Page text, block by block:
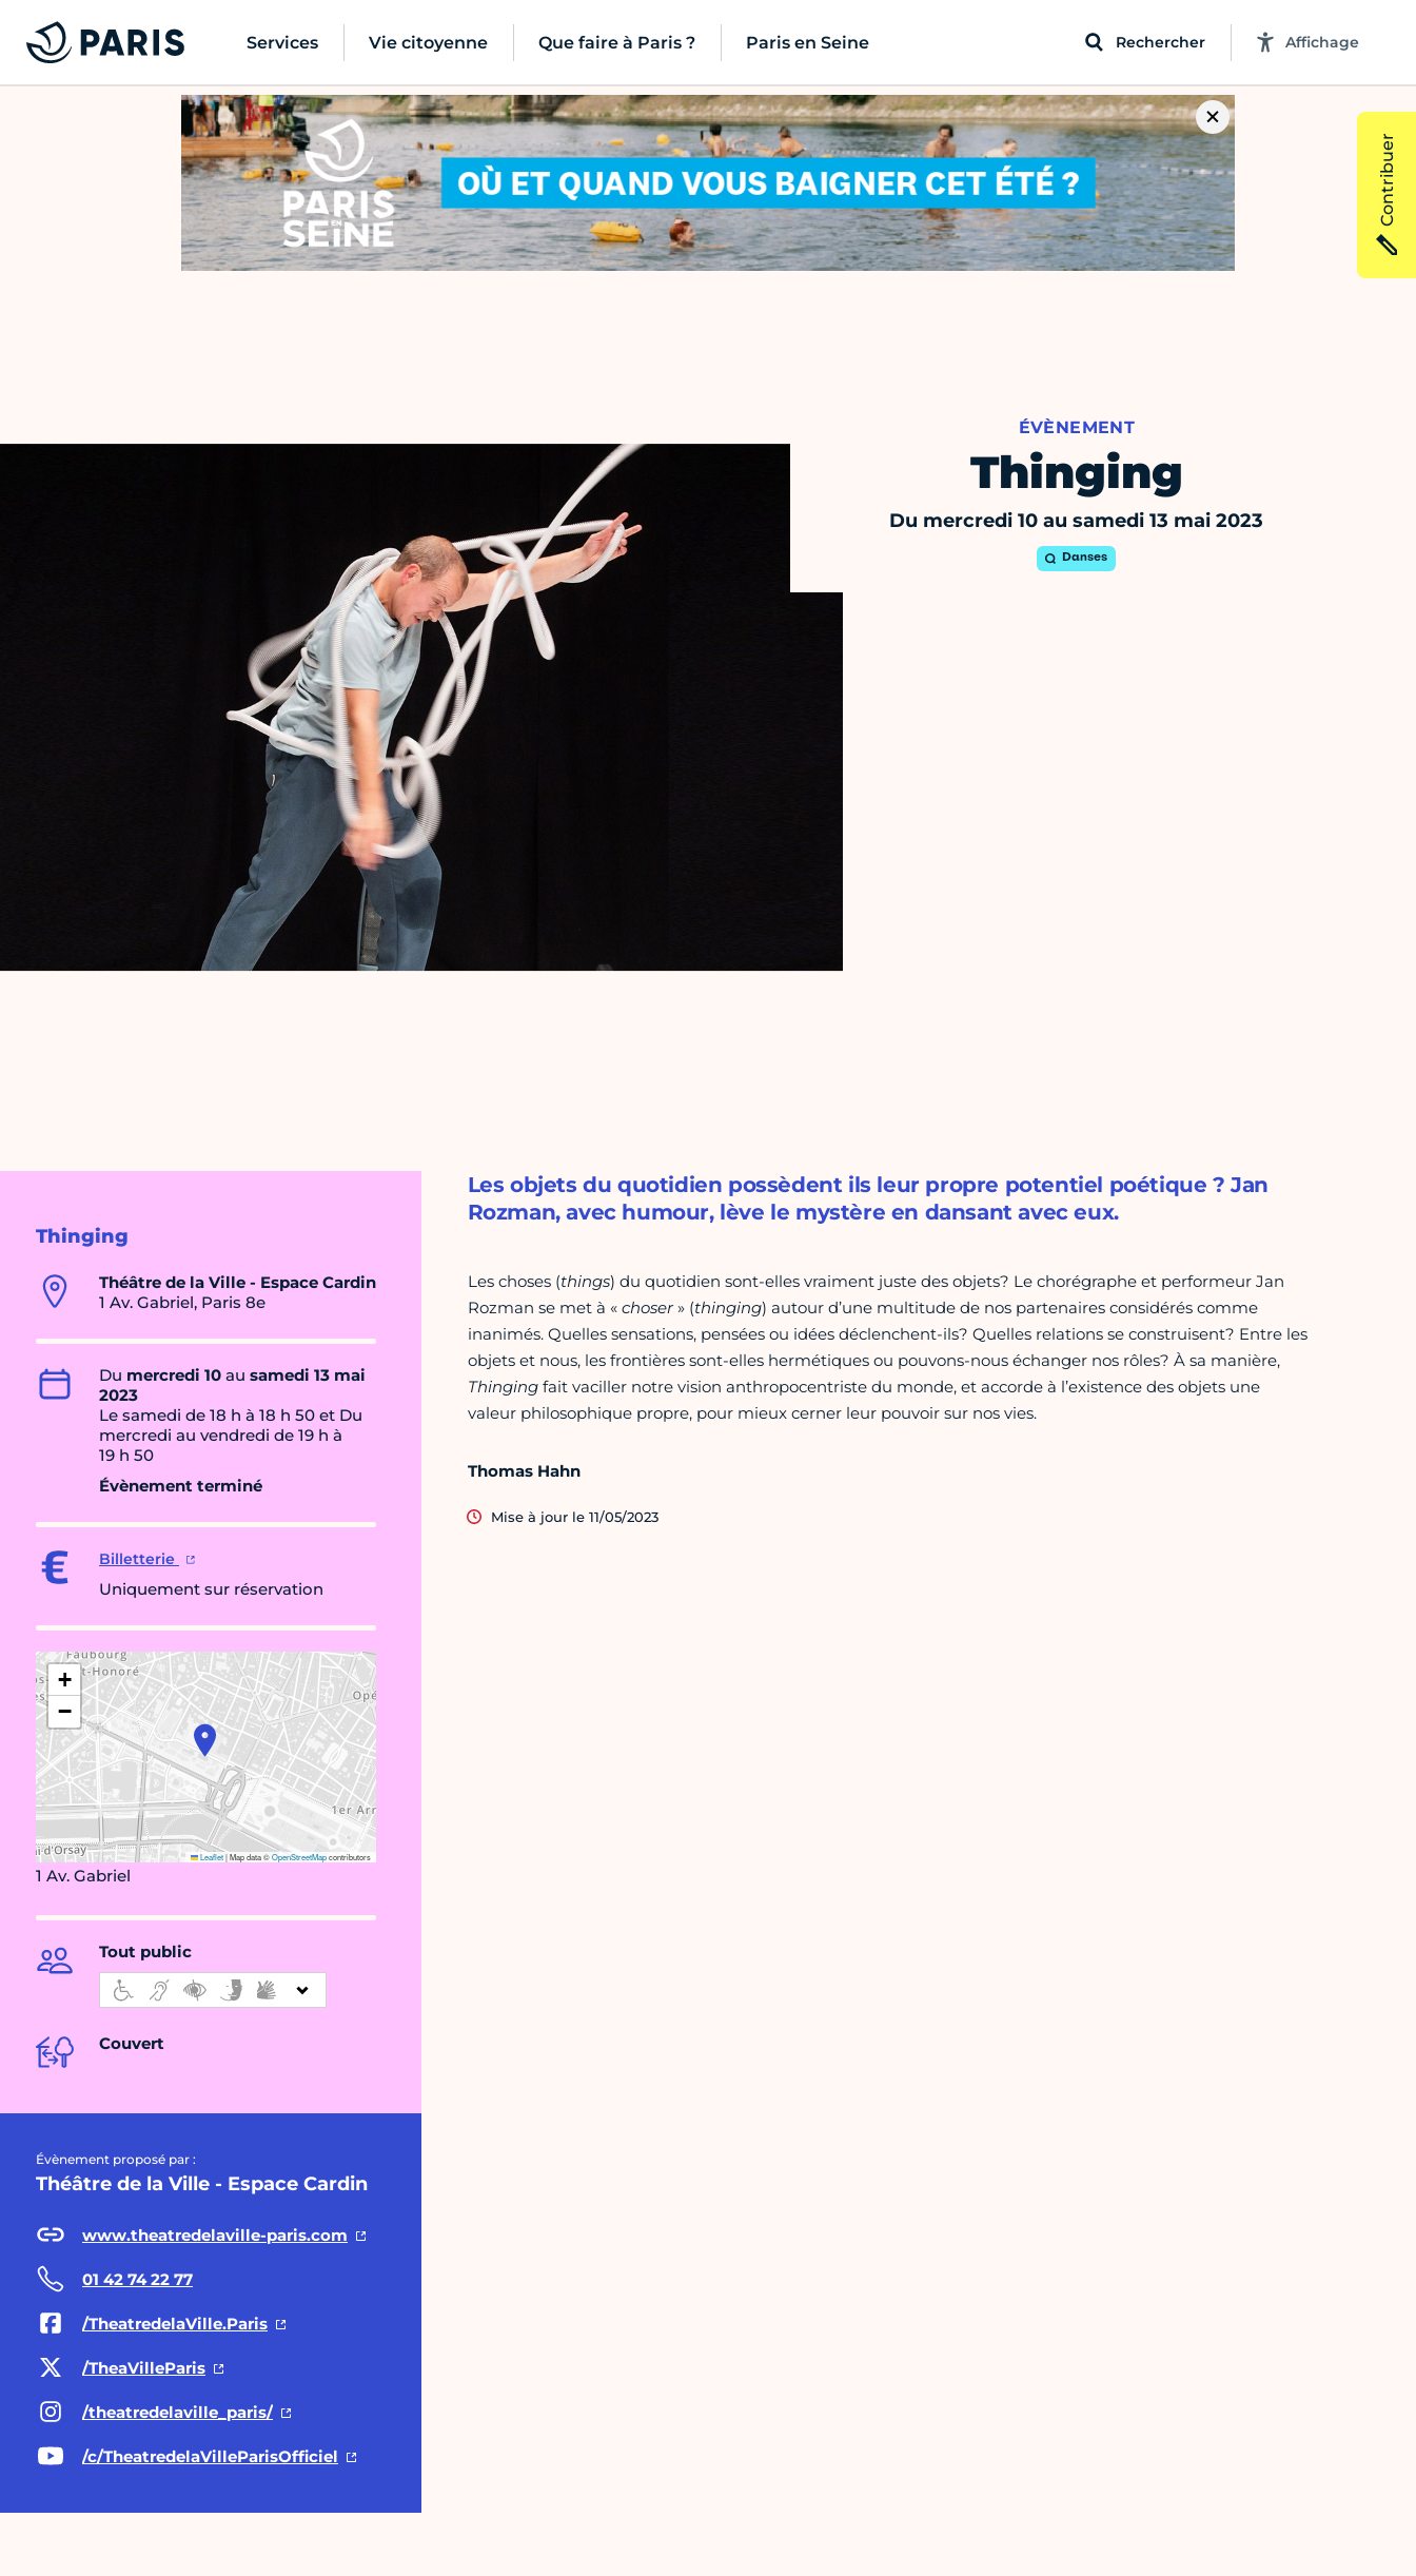
Services Vie citoyenne Que faire à Paris ? Paris en Seine Rechercher Affichage
ÉVÈNEMENT
Thinging
Du mercredi 10 au samedi 13 mai 2023
Danses
Thinging
Théâtre de la Ville - Espace Cardin
1 Av. Gabriel, Paris 8e
Du mercredi 10 au samedi 13 mai
2023
Le samedi de 18 h à 18 h 50 et Du
mercredi au vendredi de 19 h à
19 h 50
Évènement terminé
Billetterie
Uniquement sur réservation
+
−
Leaflet|Map data ©OpenStreetMapcontributors
1 Av. Gabriel
Tout public
Couvert
Évènement proposé par :
Théâtre de la Ville - Espace Cardin
www.theatredelaville-paris.com
01 42 74 22 77
/TheatredelaVille.Paris
/TheaVilleParis
/theatredelaville_paris/
/c/TheatredelaVilleParisOfficiel
Les objets du quotidien possèdent ils leur propre potentiel poétique ? Jan
Rozman, avec humour, lève le mystère en dansant avec eux.
Les choses (things) du quotidien sont-elles vraiment juste des objets? Le chorégraphe et performeur Jan
Rozman se met à « choser» (thinging) autour d’une multitude de nos partenaires considérés comme
inanimés. Quelles sensations, pensées ou idées déclenchent-ils? Quelles relations se construisent? Entre les
objets et nous, les frontières sont-elles hermétiques ou pouvons-nous échanger nos rôles? À sa manière,
Thingingfait vaciller notre vision anthropocentriste du monde, et accorde à l’existence des objets une
valeur philosophique propre, pour mieux cerner leur pouvoir sur nos vies.
Thomas Hahn
Mise à jour le 11/05/2023
Contribuer